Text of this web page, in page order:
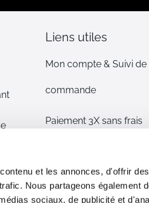
et les annonces, d'offrir
Nous partageons également
sociaux, de publicité et
Liens utiles
Mon compte & Suivi de
commande
Paiement 3X sans frais
CGV